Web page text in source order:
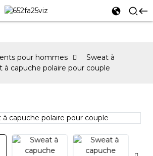
pour hommes
Sweat à
à capuche polaire pour couple